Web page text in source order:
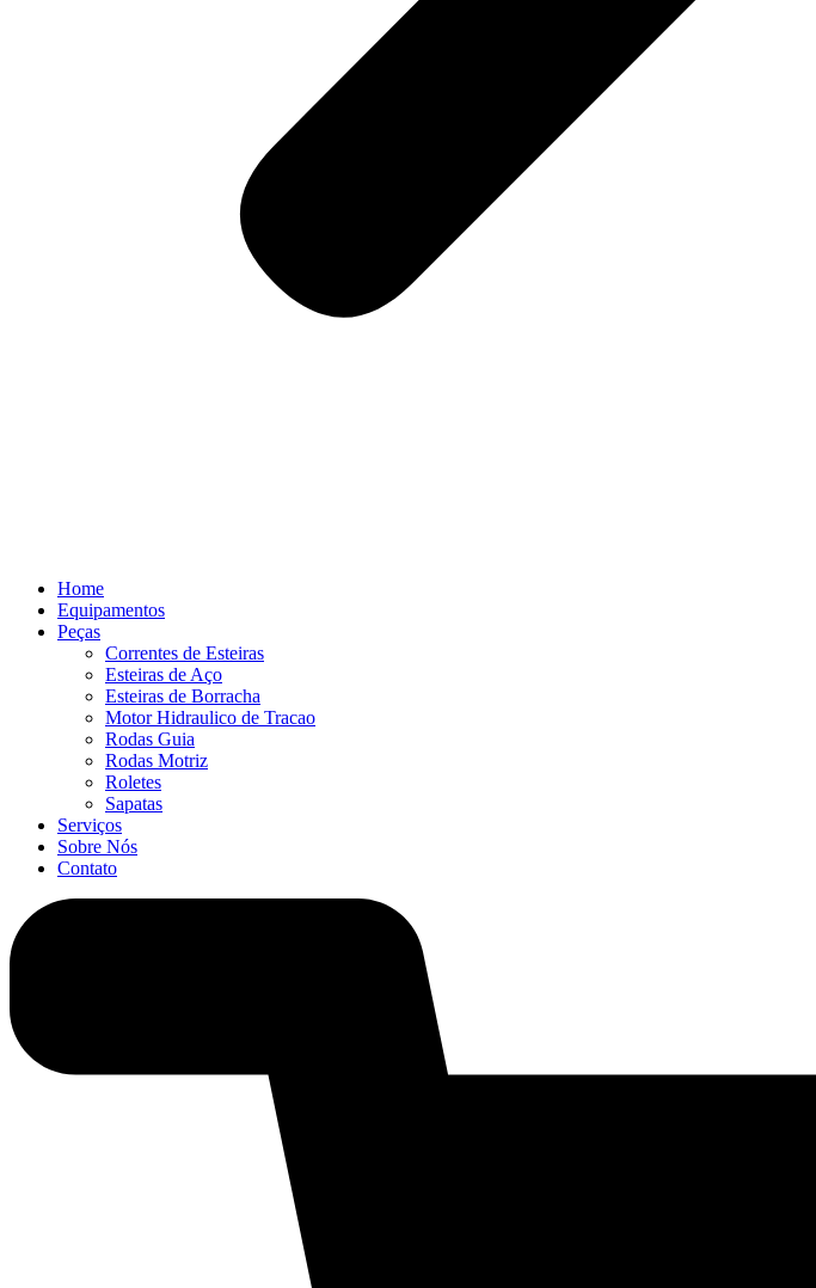
Home
Equipamentos
Peças
Correntes de Esteiras
Esteiras de Aço
Esteiras de Borracha
Motor Hidraulico de Tracao
Rodas Guia
Rodas Motriz
Roletes
Sapatas
Serviços
Sobre Nós
Contato